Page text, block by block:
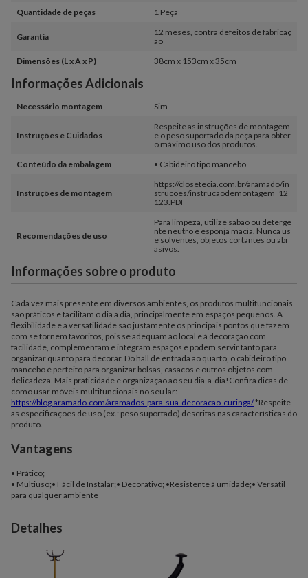
Quantidade de peças
1 Peça
Garantia
12 meses, contra defeitos de fabricaç
ão
Dimensões (L x A x P)
38cm x 153cm x 35cm
Informações Adicionais
Necessário montagem Sim
Instruções e Cuidados
Respeite as instruções de montagem
e o peso suportado da peça para obter
o máximo uso dos produtos.
Conteúdo da embalagem
• Cabideiro tipo mancebo
Instruções de montagem
https://closetecia.com.br/aramado/in
strucoes/instrucaodemontagem_12
123.PDF
Recomendações de uso
Para limpeza, utilize sabão ou deterge
nte neutro e esponja macia. Nunca us
e solventes, objetos cortantes ou abr
asivos.
Informações sobre o produto
Cada vez mais presente em diversos ambientes, os produtos multifuncionais
são práticos e facilitam o dia a dia, principalmente em espaços pequenos. A
flexibilidade e a versatilidade são justamente os principais pontos que fazem
com se tornem favoritos, pois se adequam ao local e à decoração com
facilidade, complementam e integram espaços e podem servir tanto para
organizar quanto para decorar. Do hall de entrada ao quarto, o cabideiro tipo
mancebo é perfeito para organizar bolsas, casacos e outros objetos com
delicadeza. Mais praticidade e organização ao seu dia-a-dia!Confira dicas de
como usar móveis multifuncionais no seu lar:
https://blog.aramado.com/aramados-para-sua-decoracao-curinga/*Respeite
as especificações de uso (ex.: peso suportado) descritas nas características do
produto.
Vantagens
• Prático;
• Multiuso;• Fácil de Instalar;• Decorativo; •Resistente à umidade;• Versátil
para qualquer ambiente
Detalhes